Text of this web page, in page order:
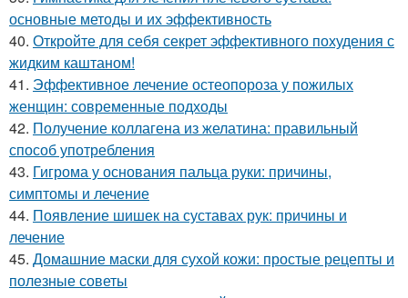
основные методы и их эффективность
40. Откройте для себя секрет эффективного похудения с
жидким каштаном!
41. Эффективное лечение остеопороза у пожилых
женщин: современные подходы
42. Получение коллагена из желатина: правильный
способ употребления
43. Гигрома у основания пальца руки: причины,
симптомы и лечение
44. Появление шишек на суставах рук: причины и
лечение
45. Домашние маски для сухой кожи: простые рецепты и
полезные советы